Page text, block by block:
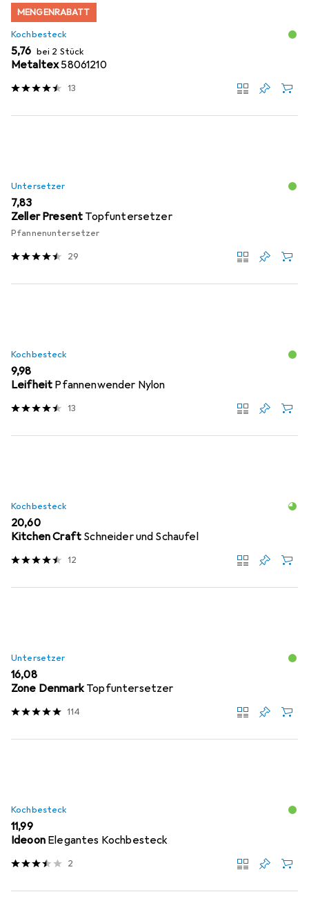
MENGENRABATT
Kochbesteck
EUR
5,76 bei 2 Stück
Metaltex58061210
13
Untersetzer
EUR
7,83
Zeller Present Topfuntersetzer
Pfannenuntersetzer
29
Kochbesteck
EUR
9,98
Leifheit Pfannenwender Nylon
13
Kochbesteck
EUR
20,60
Kitchen Craft Schneider und Schaufel
12
Untersetzer
EUR
16,08
Zone Denmark Topfuntersetzer
114
Kochbesteck
EUR
11,99
Ideoon Elegantes Kochbesteck
2